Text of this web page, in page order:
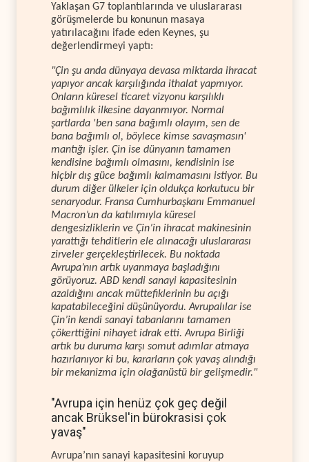
Yaklaşan G7 toplantılarında ve uluslararası
görüşmelerde bu konunun masaya
yatırılacağını ifade eden Keynes, şu
değerlendirmeyi yaptı:
"Çin şu anda dünyaya devasa miktarda ihracat
yapıyor ancak karşılığında ithalat yapmıyor.
Onların küresel ticaret vizyonu karşılıklı
bağımlılık ilkesine dayanmıyor. Normal
şartlarda 'ben sana bağımlı olayım, sen de
bana bağımlı ol, böylece kimse savaşmasın'
mantığı işler. Çin ise dünyanın tamamen
kendisine bağımlı olmasını, kendisinin ise
hiçbir dış güce bağımlı kalmamasını istiyor. Bu
durum diğer ülkeler için oldukça korkutucu bir
senaryodur. Fransa Cumhurbaşkanı Emmanuel
Macron’un da katılımıyla küresel
dengesizliklerin ve Çin’in ihracat makinesinin
yarattığı tehditlerin ele alınacağı uluslararası
zirveler gerçekleştirilecek. Bu noktada
Avrupa’nın artık uyanmaya başladığını
görüyoruz. ABD kendi sanayi kapasitesinin
azaldığını ancak müttefiklerinin bu açığı
kapatabileceğini düşünüyordu. Avrupalılar ise
Çin’in kendi sanayi tabanlarını tamamen
çökerttiğini nihayet idrak etti. Avrupa Birliği
artık bu duruma karşı somut adımlar atmaya
hazırlanıyor ki bu, kararların çok yavaş alındığı
bir mekanizma için olağanüstü bir gelişmedir."
"Avrupa için henüz çok geç değil
ancak Brüksel'in bürokrasisi çok
yavaş"
Avrupa’nın sanayi kapasitesini koruyup